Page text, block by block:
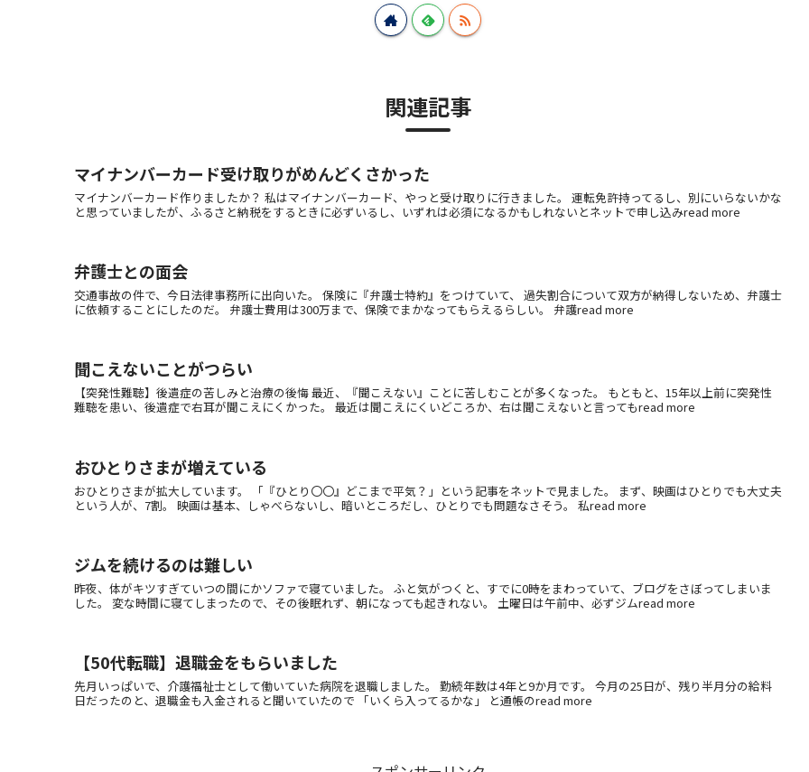
関連記事
マイナンバーカード受け取りがめんどくさかった
マイナンバーカード作りましたか？ 私はマイナンバーカード、やっと受け取りに行きました。 運転免許持ってるし、別にいらないかな
と思っていましたが、ふるさと納税をするときに必ずいるし、いずれは必須になるかもしれないとネットで申し込みread more
弁護士との面会
交通事故の件で、今日法律事務所に出向いた。 保険に『弁護士特約』をつけていて、 過失割合について双方が納得しないため、弁護士
に依頼することにしたのだ。 弁護士費用は300万まで、保険でまかなってもらえるらしい。 弁護read more
聞こえないことがつらい
【突発性難聴】後遺症の苦しみと治療の後悔 最近、『聞こえない』ことに苦しむことが多くなった。 もともと、15年以上前に突発性
難聴を患い、後遺症で右耳が聞こえにくかった。 最近は聞こえにくいどころか、右は聞こえないと言ってもread more
おひとりさまが増えている
おひとりさまが拡大しています。 「『ひとり〇〇』どこまで平気？」という記事をネットで見ました。 まず、映画はひとりでも大丈夫
という人が、7割。 映画は基本、しゃべらないし、暗いところだし、ひとりでも問題なさそう。 私read more
ジムを続けるのは難しい
昨夜、体がキツすぎていつの間にかソファで寝ていました。 ふと気がつくと、すでに0時をまわっていて、ブログをさぼってしまいま
した。 変な時間に寝てしまったので、その後眠れず、朝になっても起きれない。 土曜日は午前中、必ずジムread more
【50代転職】退職金をもらいました
先月いっぱいで、介護福祉士として働いていた病院を退職しました。 勤続年数は4年と9か月です。 今月の25日が、残り半月分の給料
日だったのと、退職金も入金されると聞いていたので 「いくら入ってるかな」 と通帳のread more